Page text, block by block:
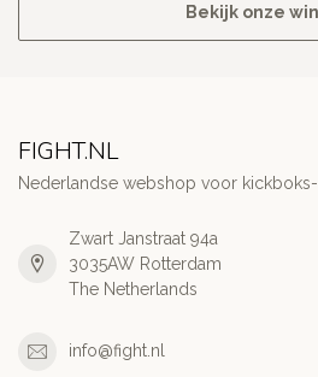
Bekijk onze
FIGHT.NL
Nederlandse webshop voor kickboks-
Zwart Janstraat 94a
3035AW Rotterdam
The Netherlands
info@fight.nl